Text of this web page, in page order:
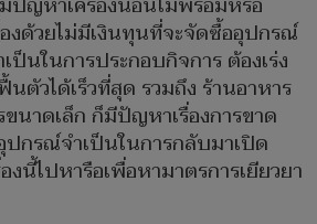
งด้วยไม่มีเงินทุนที่จะจัดซื้ออุปกรณ์
เป็นในการประกอบกิจการ ต้องเร่ง
นตัวได้เร็วที่สุด รวมถึง ร้านอาหาร
นาดเล็ก ก็มีปัญหาเรื่องการขาด
กรณ์จำเป็นในการกลับมาเปิด
งนี้ไปหารือเพื่อหามาตรการเยียวยา